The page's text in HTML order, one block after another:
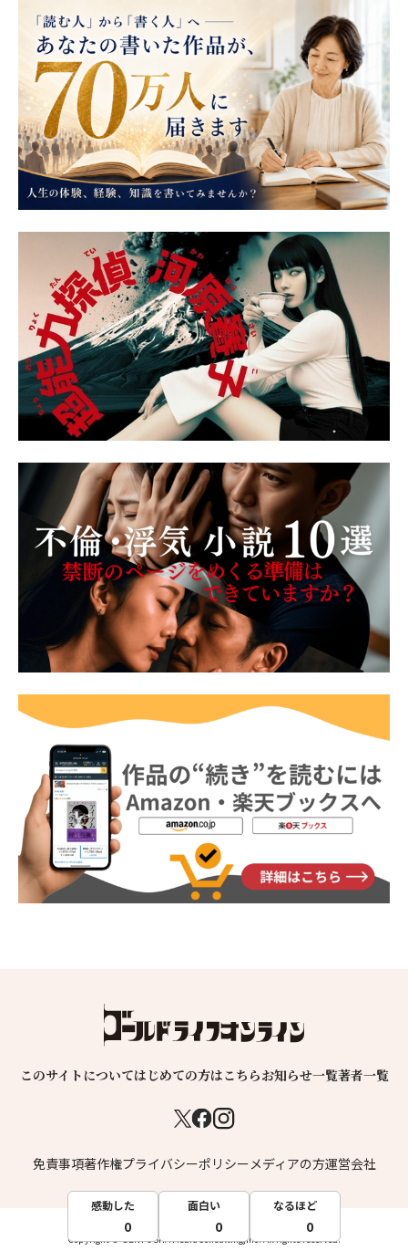
感動した
0
面白い
0
なるほど
0
このサイトについてはじめての方はこちらお知らせ一覧著者一覧
免責事項著作権プライバシーポリシー メディアの方運営会社
Copyright © GENTOSHA MediaConsulting,inc. All rights reserved.